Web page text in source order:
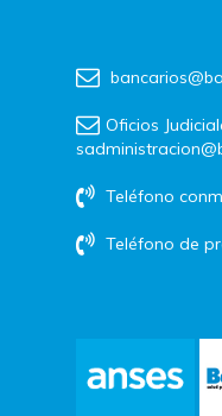
Oficios
Teléfono
Teléfono de